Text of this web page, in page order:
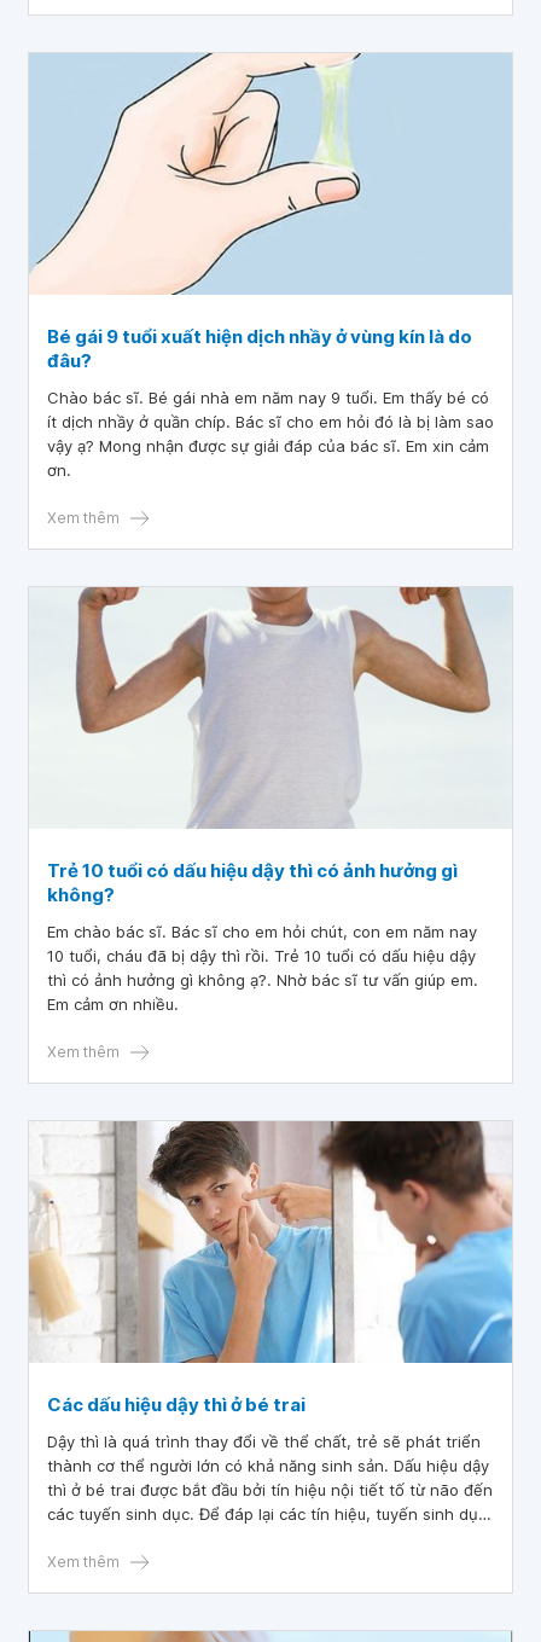
Bé gái 9 tuổi xuất hiện dịch nhầy ở vùng kín là do
đâu?
Chào bác sĩ. Bé gái nhà em năm nay 9 tuổi. Em thấy bé có
ít dịch nhầy ở quần chíp. Bác sĩ cho em hỏi đó là bị làm sao
vậy ạ? Mong nhận được sự giải đáp của bác sĩ. Em xin cảm
ơn.
Xem thêm
Trẻ 10 tuổi có dấu hiệu dậy thì có ảnh hưởng gì
không?
Em chào bác sĩ. Bác sĩ cho em hỏi chút, con em năm nay
10 tuổi, cháu đã bị dậy thì rồi. Trẻ 10 tuổi có dấu hiệu dậy
thì có ảnh hưởng gì không ạ?. Nhờ bác sĩ tư vấn giúp em.
Em cảm ơn nhiều.
Xem thêm
Các dấu hiệu dậy thì ở bé trai
Dậy thì là quá trình thay đổi về thể chất, trẻ sẽ phát triển
thành cơ thể người lớn có khả năng sinh sản. Dấu hiệu dậy
thì ở bé trai được bắt đầu bởi tín hiệu nội tiết tố từ não đến
các tuyến sinh dục. Để đáp lại các tín hiệu, tuyến sinh dục
xương...
Xem thêm